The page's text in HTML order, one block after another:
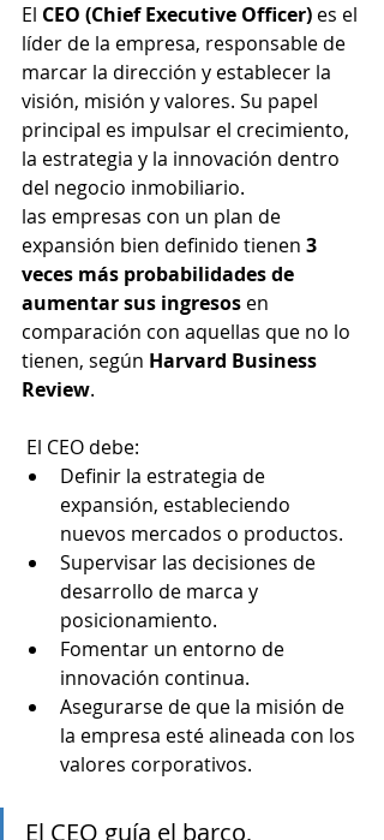
El CEO (Chief Executive Officer) es el
líder de la empresa, responsable de
marcar la dirección y establecer la
visión, misión y valores. Su papel
principal es impulsar el crecimiento,
la estrategia y la innovación dentro
del negocio inmobiliario.
las empresas con un plan de
expansión bien definido tienen 3
veces más probabilidades de
aumentar sus ingresos en
comparación con aquellas que no lo
tienen, según Harvard Business
Review.
El CEO debe:
Definir la estrategia de
expansión, estableciendo
nuevos mercados o productos.
Supervisar las decisiones de
desarrollo de marca y
posicionamiento.
Fomentar un entorno de
innovación continua.
Asegurarse de que la misión de
la empresa esté alineada con los
valores corporativos.
El CEO guía el barco,